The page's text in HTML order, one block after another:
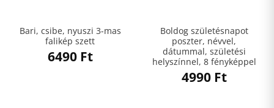
Bari, csibe, nyuszi 3-mas
falikép szett
6490 Ft
Boldog születésnapot
poszter, névvel,
dátummal, születési
helyszínnel, 8 fényképpel
4990 Ft